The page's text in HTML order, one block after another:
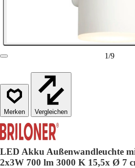
1/9
Vergleichen
LED Akku Außenwandleuchte
2x3W 700 lm 3000 K 15,5x Ø 7